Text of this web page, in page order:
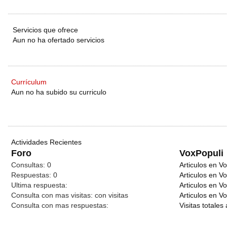
Servicios que ofrece
Aun no ha ofertado servicios
Currículum
Aun no ha subido su curriculo
Actividades Recientes
Foro VoxPopuli
Consultas: 0
Respuestas: 0
Ultima respuesta:
Consulta con mas visitas: con visitas
Consulta con mas respuestas:
Articulos en
Articulos en
Articulos en
Articulos en
Visitas totales